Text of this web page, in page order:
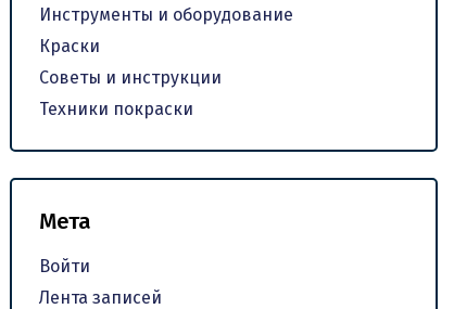
Инструменты и оборудование
Краски
Советы и инструкции
Техники покраски
Мета
Войти
Лента записей